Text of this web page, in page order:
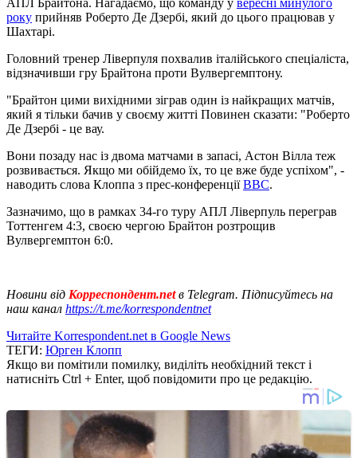
року прийняв Роберто Де Дзербі, який до цього працював у
Шахтарі.
Головний тренер Ліверпуля похвалив італійського спеціаліста,
відзначивши гру Брайтона проти Вулвергемптону.
"Брайтон цими вихідними зіграв один із найкращих матчів,
який я тільки бачив у своєму житті Повинен сказати: "Роберто
Де Дзербі - це вау.
Вони позаду нас із двома матчами в запасі, Астон Вілла теж
розвивається. Якщо ми обійдемо їх, то це вже буде успіхом", -
наводить слова Клоппа з прес-конференціїBBC.
Зазначимо, що в рамках 34-го туру АПЛ Ліверпуль переграв
Тоттенгем 4:3, своєю чергою Брайтон розтрощив
Вулвергемптон 6:0.
Новини від Корреспондент.netв Telegram. Підписуйтесь на
наш канал https://t.me/korrespondentnet
Читайте Korrespondent.net в Google News
ТЕГИ: Юрген Клопп
Якщо ви помітили помилку, виділіть необхідний текст і
натисніть Ctrl + Enter, щоб повідомити про це редакцію.